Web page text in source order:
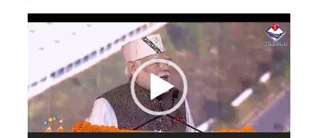
Video